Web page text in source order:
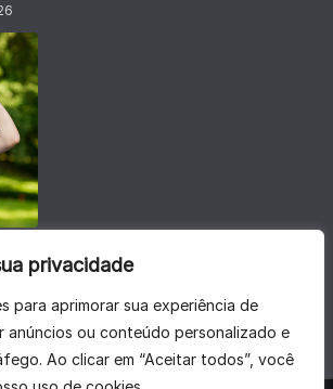
privacidade
para aprimorar sua experiência de
anúncios ou conteúdo personalizado e
Ao clicar em “Aceitar todos”, você
energia baixar no calorão do